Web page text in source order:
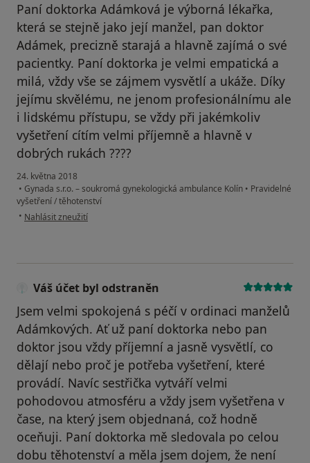
Paní doktorka Adámková je výborná lékařka,
která se stejně jako její manžel, pan doktor
Adámek, precizně starajá a hlavně zajímá o své
pacientky. Paní doktorka je velmi empatická a
milá, vždy vše se zájmem vysvětlí a ukáže. Díky
jejímu skvělému, ne jenom profesionálnímu ale
i lidskému přístupu, se vždy při jakémkoliv
vyšetření cítím velmi příjemně a hlavně v
dobrých rukách ????
24. května 2018
• Gynada s.r.o. – soukromá gynekologická ambulance Kolín • Pravidelné
vyšetření / těhotenství
• podle názoru uživatele Váš účet byl odstraněn
Nahlásit zneužití
Váš účet byl odstraněn
Jsem velmi spokojená s péčí v ordinaci manželů
Adámkových. Ať už paní doktorka nebo pan
doktor jsou vždy příjemní a jasně vysvětlí, co
dělají nebo proč je potřeba vyšetření, které
provádí. Navíc sestřička vytváří velmi
pohodovou atmosféru a vždy jsem vyšetřena v
čase, na který jsem objednaná, což hodně
oceňuji. Paní doktorka mě sledovala po celou
dobu těhotenství a měla jsem dojem, že není